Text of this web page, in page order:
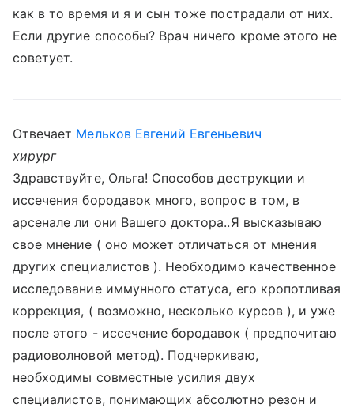
как в то время и я и сын тоже пострадали от них.
Если другие способы? Врач ничего кроме этого не
советует.
Отвечает Мельков Евгений Евгеньевич
хирург
Здравствуйте, Ольга! Способов деструкции и
иссечения бородавок много, вопрос в том, в
арсенале ли они Вашего доктора..Я высказываю
свое мнение ( оно может отличаться от мнения
других специалистов ). Необходимо качественное
исследование иммунного статуса, его кропотливая
коррекция, ( возможно, несколько курсов ), и уже
после этого - иссечение бородавок ( предпочитаю
радиоволновой метод). Подчеркиваю,
необходимы совместные усилия двух
специалистов, понимающих абсолютно резон и